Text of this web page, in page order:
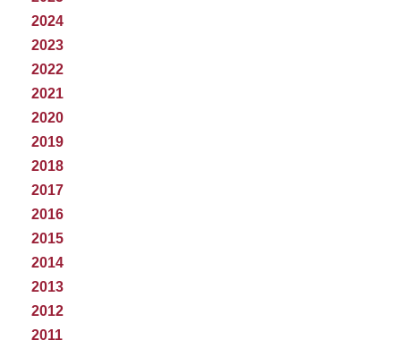
2024
2023
2022
2021
2020
2019
2018
2017
2016
2015
2014
2013
2012
2011